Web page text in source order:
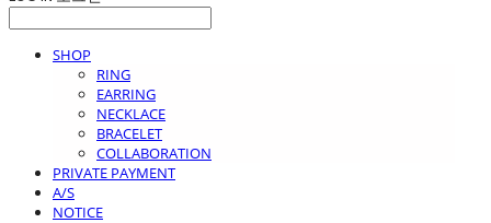
SHOP
RING
EARRING
NECKLACE
BRACELET
COLLABORATION
PRIVATE PAYMENT
A/S
NOTICE